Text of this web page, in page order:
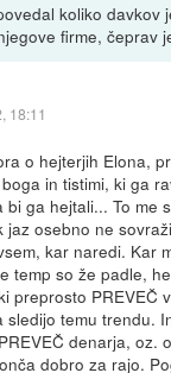
koliko davkov
firme, čeprav
18:11
o hejterjih Elona,
in tistimi, ki ga
ga hejtali... To me
jaz osebno ne
kar naredi. Kar
temp so že padle,
preprosto PREVEČ
temu trendu.
denarja, oz.
dobro za rajo.